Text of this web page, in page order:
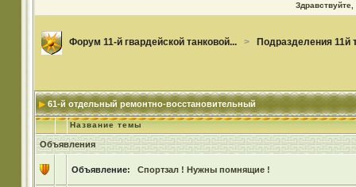
Здравствуйте,
Форум 11-й гвардейской танковой... > Подразделения 11й
61-й отдельный ремонтно-восстановительный
Название темы
Объявления
Объявление: Спортзал ! Нужны помнящие !